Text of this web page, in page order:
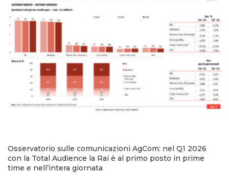
Osservatorio sulle comunicazioni AgCom: nel Q1 2026
con la Total Audience la Rai è al primo posto in prime
time e nell’intera giornata